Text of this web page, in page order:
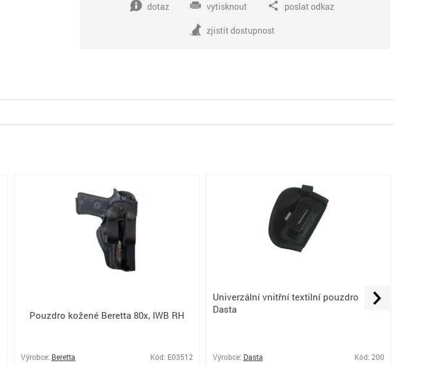
dotaz vytisknout poslat odkaz
zjistit dostupnost
Pouzdro kožené Beretta 80x, IWB RH
Výrobce: Beretta Kód: E03512
Univerzální vnitřní textilní pouzdro
Dasta
Výrobce: Dasta Kód: 200